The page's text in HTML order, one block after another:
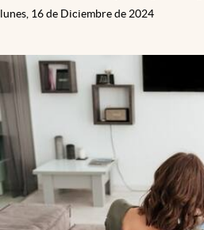
lunes, 16 de Diciembre de 2024